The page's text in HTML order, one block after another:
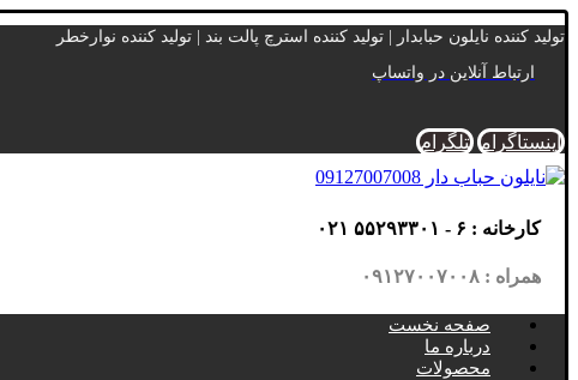
تولید کننده نایلون حبابدار | تولید کننده استرچ پالت بند | تولید کننده نوارخطر
ارتباط آنلاین در واتساپ
اینستاگرام تلگرام
کارخانه : ۶ - ۵۵۲۹۳۳۰۱ ۰۲۱
همراه : ۰۹۱۲۷۰۰۷۰۰۸
صفحه نخست
درباره ما
محصولات